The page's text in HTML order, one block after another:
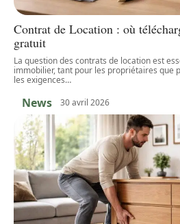
Contrat de Location : où
gratuit
La question des contrats de location est
immobilier, tant pour les propriétaires que
les exigences…
News 30 avril 2026